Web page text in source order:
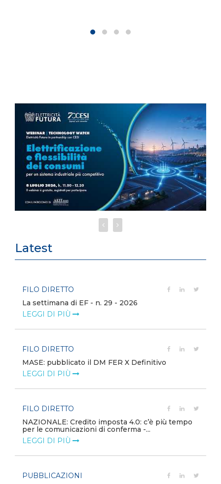
Latest
FILO DIRETTO
La settimana di EF - n. 29 - 2026
LEGGI DI PIÙ
FILO DIRETTO
MASE: pubblicato il DM FER X Definitivo
LEGGI DI PIÙ
FILO DIRETTO
NAZIONALE: Credito imposta 4.0: c’è più tempo
per le comunicazioni di conferma -...
LEGGI DI PIÙ
PUBBLICAZIONI